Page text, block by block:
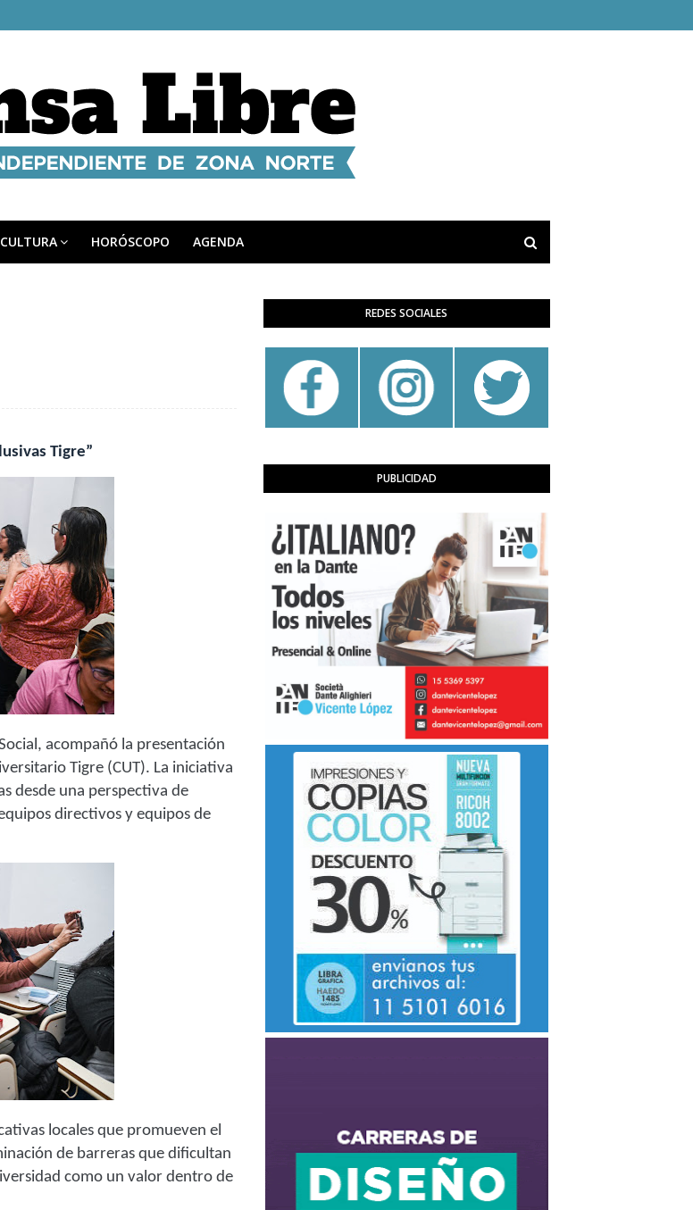
CULTURA HORÓSCOPO AGENDA
Tigre”
acompañó la presentación
Tigre (CUT). La iniciativa
desde una perspectiva de
directivos y equipos de
locales que promueven el
de barreras que dificultan
como un valor dentro de
REDES SOCIALES
PUBLICIDAD